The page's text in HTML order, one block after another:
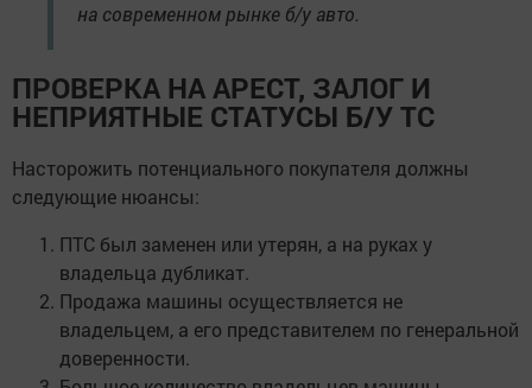
на современном рынке б/у авто.
ПРОВЕРКА НА АРЕСТ, ЗАЛОГ И
НЕПРИЯТНЫЕ СТАТУСЫ Б/У ТС
Насторожить потенциального покупателя должны
следующие нюансы:
ПТС был заменен или утерян, а на руках у
владельца дубликат.
Продажа машины осуществляется не
владельцем, а его представителем по генеральной
доверенности.